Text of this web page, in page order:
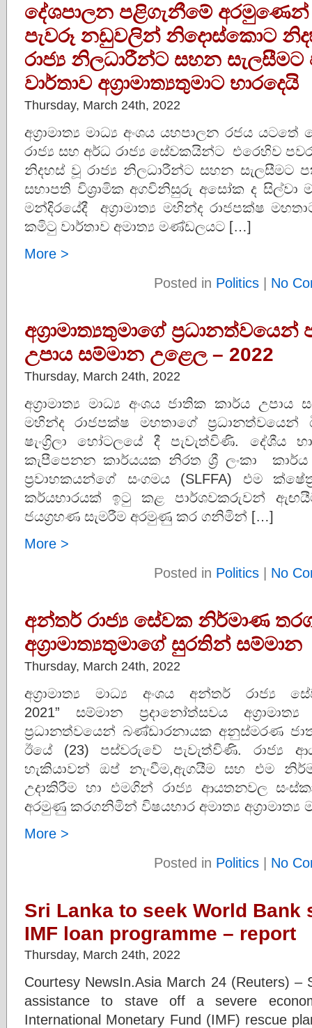
දේශපාලන පළිගැනීමේ
පැවරූ නඩුවලින් නිදොස්කොට
රාජ්‍ය නිලධාරීන්ට සහන
වාර්තාව අග්‍රාමාත්‍යතුමාට භාරදෙයි
Thursday, March 24th, 2022
අග්‍රාමාත්‍ය මාධ්‍ය අංශය යහපාලන රජය
රාජ්‍ය සහ අර්ධ රාජ්‍ය සේවකයින්ට එරෙහිව
නිදහස් වූ රාජ්‍ය නිලධාරීන්ට සහන සැලසීමට
සභාපති විශ්‍රාමික අගවිනිසුරු අසෝක ද සිල්වා
මන්දිරයේදී අග්‍රාමාත්‍ය මහින්ද රාජපක්ෂ
කමිටු වාර්තාව අමාත්‍ය මණ්ඩලයට […]
More >
Posted in Politics | No
අග්‍රාමාත්‍යතුමාගේ
උපාය සම්මාන උළෙල – 2022
Thursday, March 24th, 2022
අග්‍රාමාත්‍ය මාධ්‍ය අංශය ජාතික කාර්ය උපාය
මහින්ද රාජපක්ෂ මහතාගේ
ෂැංග්‍රිලා හෝටලයේ දී පැවැත්විණි. දේශීය
කැපීපෙනන කාර්යයක නිරත ශ්‍රී ලංකා
ප්‍රවාහකයන්ගේ සංගමය (SLFFA) එම
කර්යභාරයක් ඉටු කළ පාර්ශවකරුවන්
ජයග්‍රහණ සැමරීම අරමුණු කර ගනිමින් […]
More >
Posted in Politics | No
අන්තර් රාජ්‍ය සේවක නිර්මාණ
අග්‍රාමාත්‍යතුමාගේ සුරතින් සම්මාන
Thursday, March 24th, 2022
අග්‍රාමාත්‍ය මාධ්‍ය අංශය අන්තර් රාජ්‍ය
2021” සම්මාන ප්‍රදානෝත්සවය
ප්‍රධානත්වයෙන් බණ්ඩාරනායක අනුස්මරණ
ඊයේ (23) පස්වරුවේ පැවැත්විණි. රාජ්‍ය
හැකියාවන් ඔප් නැංවීම,ඇගයීම සහ එම
උදාකිරීම හා එමගින් රාජ්‍ය ආයතනවල
අරමුණු කරගනිමින් විෂයභාර අමාත්‍ය
More >
Posted in Politics | No
Sri Lanka to seek World Bank
IMF loan programme – report
Thursday, March 24th, 2022
Courtesy NewsIn.Asia March 24 (Reuters) –
assistance to stave off a severe
International Monetary Fund (IMF) rescue